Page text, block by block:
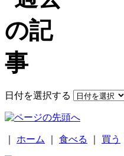
日付を選択する
ホーム 食べる 買う